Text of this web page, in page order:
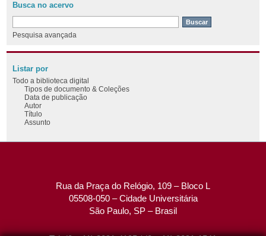
Busca no acervo
Pesquisa avançada
Listar por
Todo a biblioteca digital
Tipos de documento & Coleções
Data de publicação
Autor
Título
Assunto
Rua da Praça do Relógio, 109 – Bloco L
05508-050 – Cidade Universitária
São Paulo, SP – Brasil